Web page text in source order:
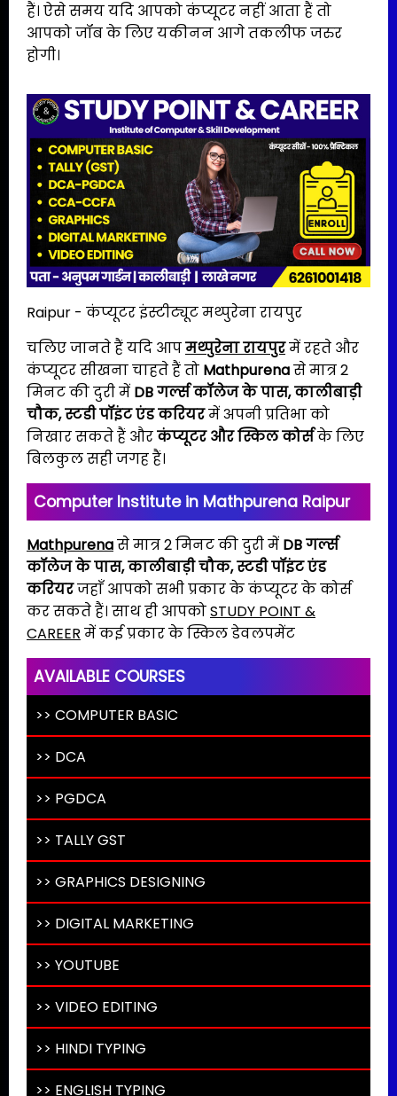
हैं। ऐसे समय यदि आपको कंप्यूटर नहीं आता हैं तो
आपको जॉब के लिए यकीनन आगे तकलीफ जरुर
होगी।
Raipur - कंप्यूटर इंस्टीट्यूट मथ्पुरेना रायपुर
चलिए जानते हैं यदि आपमथ्पुरेना रायपुरमें रहते और
कंप्यूटर सीखना चाहते हैं तो Mathpurenaसे मात्र 2
मिनट की दुरी में DB गर्ल्स कॉलेज के पास, कालीबाड़ी
चौक,स्टडी पॉइंट एंड करियरमें अपनी प्रतिभा को
निखार सकते हैं औरकंप्यूटर और स्किल कोर्सके लिए
बिलकुल सही जगह हैं।
Computer Institute in Mathpurena Raipur
Mathpurenaसे मात्र 2 मिनट की दुरी में DB गर्ल्स
कॉलेज के पास, कालीबाड़ी चौक,स्टडी पॉइंट एंड
करियरजहाँ आपको सभी प्रकार के कंप्यूटर के कोर्स
कर सकते हैं। साथ ही आपकोSTUDY POINT &
CAREER में कई प्रकार के स्किल डेवलपमेंट
AVAILABLE COURSES
>> COMPUTER BASIC
>> DCA
>> PGDCA
>> TALLY GST
>> GRAPHICS DESIGNING
>> DIGITAL MARKETING
>> YOUTUBE
>> VIDEO EDITING
>> HINDI TYPING
>> ENGLISH TYPING